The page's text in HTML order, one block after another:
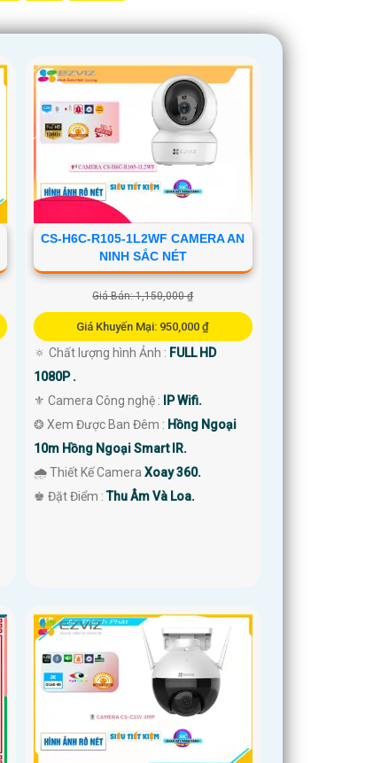
CS-H6C-R105-1L2WF CAMERA AN
NINH SẮC NÉT
Giá Bán: 1,150,000 ₫
Giá Khuyến Mại: 950,000 ₫
🔅 Chất lượng hình Ảnh : FULL HD
1080P .
⚜️ Camera Công nghệ :
IP Wifi.
❂ Xem Được Ban Đêm : Hồng Ngoại
10m Hồng Ngoại Smart IR.
🌧️ Thiết Kế CameraXoay 360.
️♚ Đặt Điểm :Thu Âm Và Loa.